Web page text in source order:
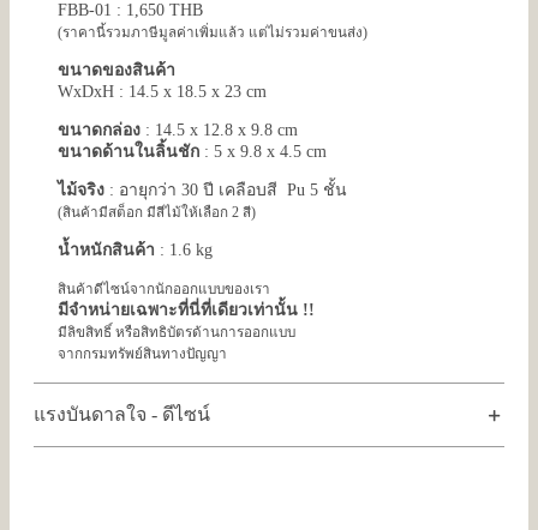
FBB-01 : 1,650 THB
(ราคานี้รวมภาษีมูลค่าเพิ่มแล้ว แต่ไม่รวมค่าขนส่ง)
ขนาดของสินค้า
WxDxH : 14.5 x 18.5 x 23 cm
ขนาดกล่อง : 14.5 x 12.8 x 9.8 cm
ขนาดด้านในลิ้นชัก : 5 x 9.8 x 4.5 cm
ไม้จริง : อายุกว่า 30 ปี เคลือบสี Pu 5 ชั้น
(สินค้ามีสต็อก มีสีไม้ให้เลือก 2 สี)
น้ำหนักสินค้า : 1.6 kg
สินค้าดีไซน์จากนักออกแบบของเรา
มีจำหน่ายเฉพาะที่นี่ที่เดียวเท่านั้น !!
มีลิขสิทธิ์ หรือสิทธิบัตรด้านการออกแบบ
จากกรมทรัพย์สินทางปัญญา
แรงบันดาลใจ - ดีไซน์